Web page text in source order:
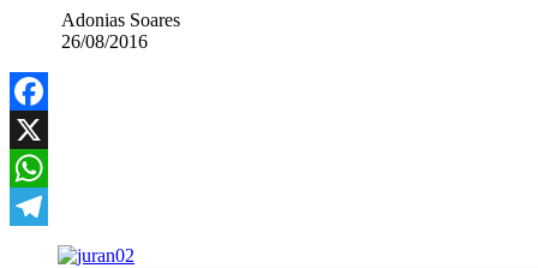
Adonias Soares
26/08/2016
Facebook
X
WhatsApp
Telegram